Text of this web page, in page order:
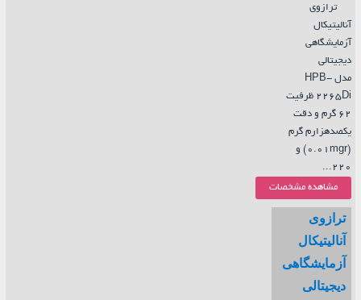
ترازوی
آنالیتیکال
آزمایشگاهی
دیجیتالی
مدل HPB-
2265Di ظرفیت
62 گرم و دقت
یکصدهزارم گرم
(0.01mgr) و
220...
مشاهده مشخصات
ترازوی
آنالیتیکال
آزمایشگاهی
دیجیتالی